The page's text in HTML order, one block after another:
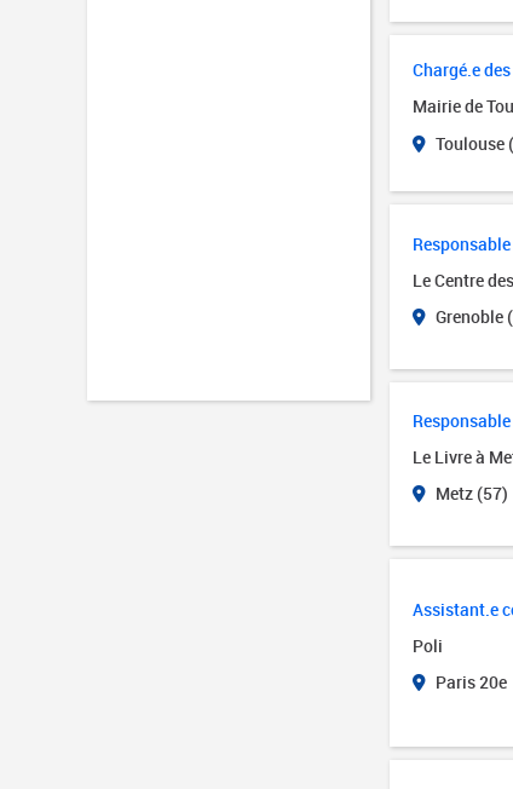
Chargé.e
Mairie de
Toulouse
Le Centre
Grenoble
Le Livre à
Metz (57)
Assistant.e
Poli
Paris 20e